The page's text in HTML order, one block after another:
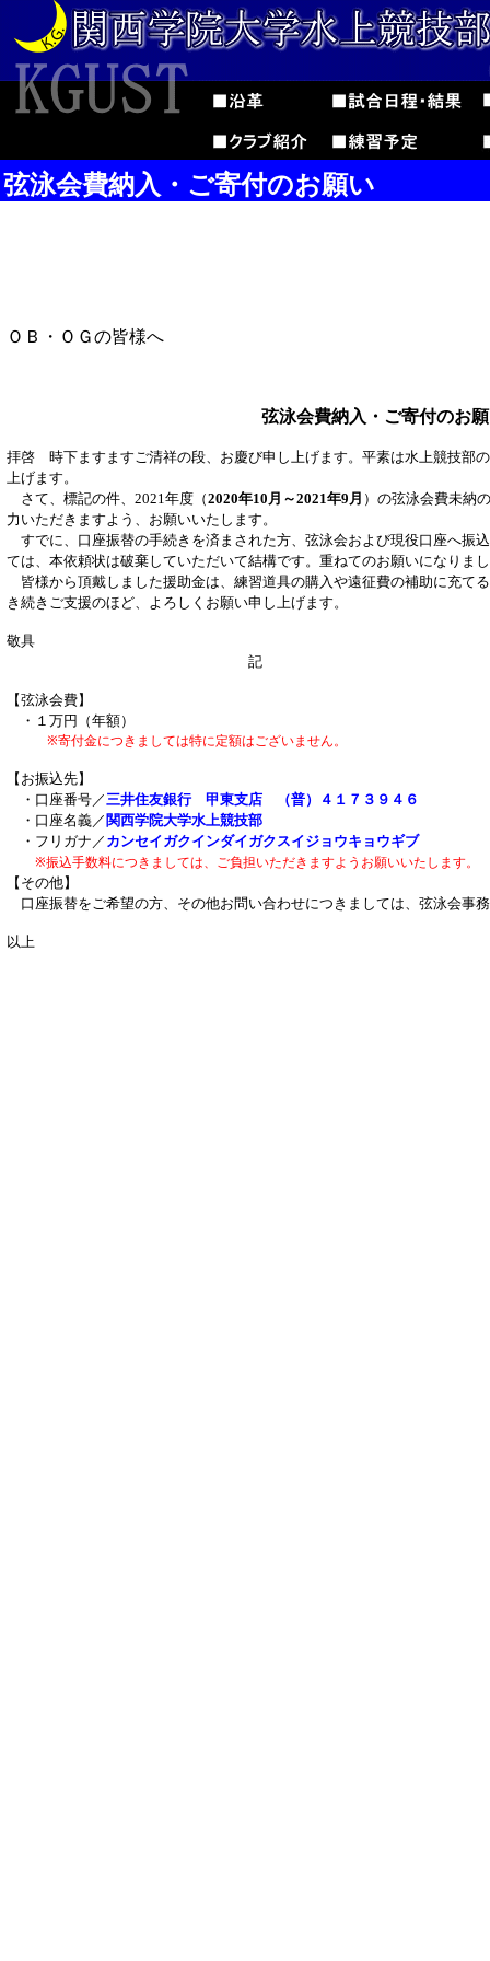
弦泳会費納入・ご寄付のお願い
ＯＢ・ＯＧの皆様へ
弦泳会費納入・ご寄付のお
拝啓 時下ますますご清祥の段、お慶び申し上げます。平素は水上競技部
上げます。
さて、標記の件、 2021年度（2020年10月～2021年9月 ）の弦泳会費未納
力いただきますよう、お願いいたします。
すでに、口座振替の手続きを済まされた方、弦泳会および現役口座へ振
ては、本依頼状は破棄していただいて結構です。重ねてのお願いになりま
皆様から頂戴しました援助金は、練習道具の購入や遠征費の補助に充て
き続きご支援のほど、よろしくお願い申し上げます。
敬具
記
【弦泳会費】
・１万円（年額）
※寄付金につきましては特に定額はございません。
【お振込先】
・口座番号／三井住友銀行 甲東支店 （普）４１７３９４６
・口座名義／関西学院大学水上競技部
・フリガナ／カンセイガクインダイガクスイジョウキョウギブ
※振込手数料につきましては、ご負担いただきますようお願いいたします。
【その他】
口座振替をご希望の方、その他お問い合わせにつきましては、弦泳会事
以上